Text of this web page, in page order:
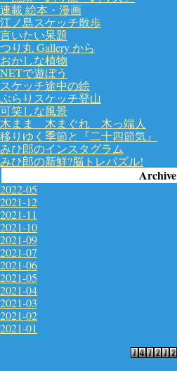
連載 絵本・漫画
江ノ島スケッチ散歩
言いたい呆題
つり丸 Gallery から
おかしな植物
NETで遊ぼう
スケッチ途中の絵
ぶらりスケッチ登山
可笑しな風景
木まま 木まぐれ 木っ端人
移りゆく季節と『二十四節気』
みひ郎のインスタグラム
みひ郎の新鮮?脳トレパズル!
Archive
2022-05
2021-12
2021-11
2021-10
2021-09
2021-07
2021-06
2021-05
2021-04
2021-03
2021-02
2021-01